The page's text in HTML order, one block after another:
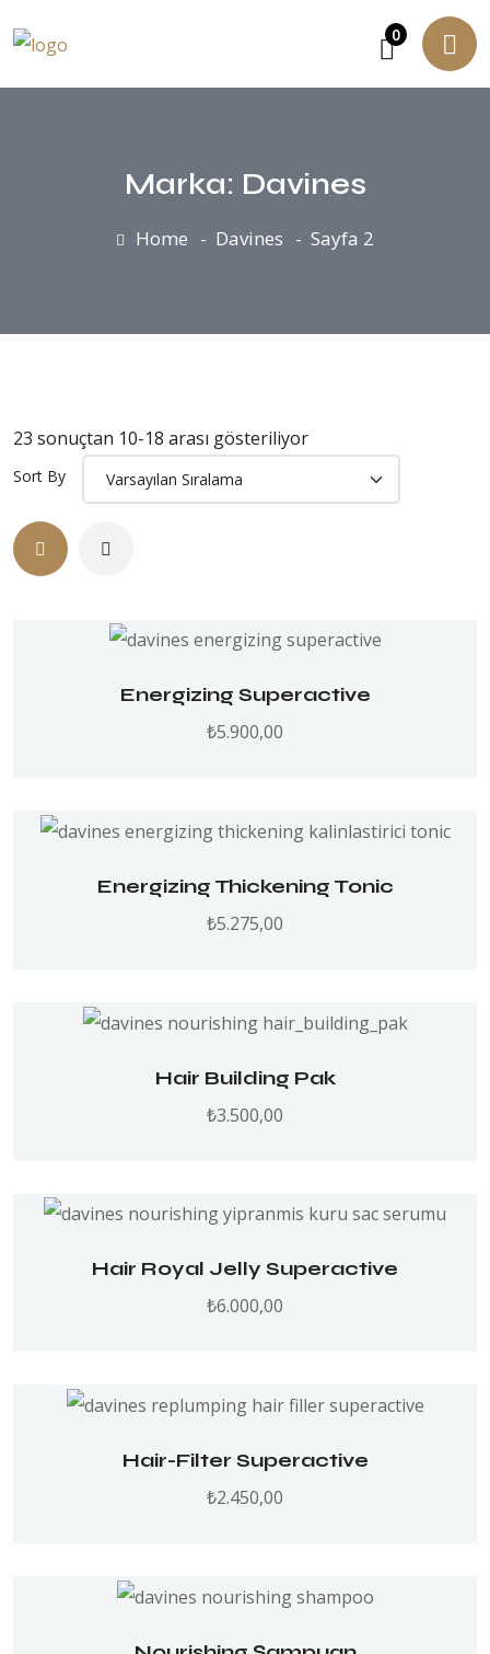
0
Marka: Davines
Home Davines Sayfa 2
23 sonuçtan 10-18 arası gösteriliyor
Sort By
Energizing Superactive
₺5.900,00
Energizing Thickening Tonic
₺5.275,00
Hair Building Pak
₺3.500,00
Hair Royal Jelly Superactive
₺6.000,00
Hair-Filter Superactive
₺2.450,00